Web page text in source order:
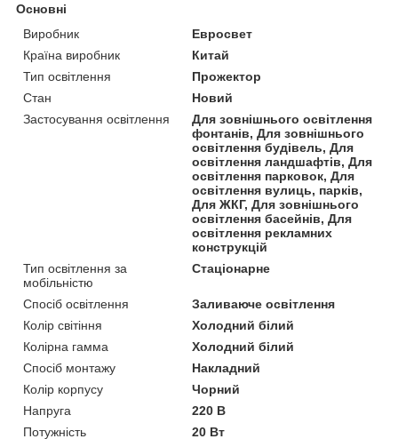
Основні
Виробник
Евросвет
Країна виробник
Китай
Тип освітлення
Прожектор
Стан
Новий
Застосування освітлення
Для зовнішнього освітлення
фонтанів, Для зовнішнього
освітлення будівель, Для
освітлення ландшафтів, Для
освітлення парковок, Для
освітлення вулиць, парків,
Для ЖКГ, Для зовнішнього
освітлення басейнів, Для
освітлення рекламних
конструкцій
Тип освітлення за
мобільністю
Стаціонарне
Спосіб освітлення
Заливаюче освітлення
Колір світіння
Холодний білий
Колірна гамма
Холодний білий
Спосіб монтажу
Накладний
Колір корпусу
Чорний
Напруга
220 В
Потужність
20 Вт